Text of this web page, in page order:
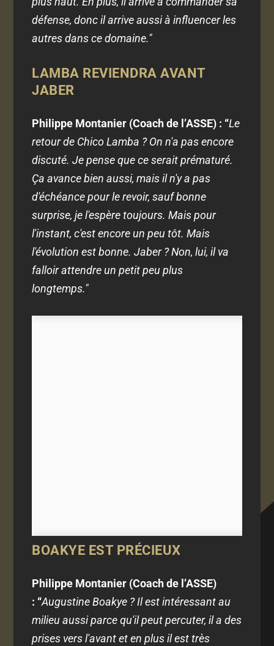
défense, donc il arrive aussi à influencer les
autres dans ce domaine."
LAMBA REVIENDRA AVANT
JABER
Philippe Montanier (Coach de l’ASSE) : “Le
retour de Chico Lamba ? On n'a pas encore
discuté. Je pense que ce serait prématuré.
Ça avance bien aussi, mais il n'y a pas
d'échéance pour le revoir, sauf bonne
surprise, je l'espère toujours. Mais pour
l'instant, c'est encore un peu tôt. Mais
l'évolution est bonne. Jaber ? Non, lui, il va
falloir attendre un petit peu plus
longtemps."
BOAKYE EST PRÉCIEUX
Philippe Montanier (Coach de l’ASSE)
: “Augustine Boakye ? Il est intéressant au
milieu aussi parce qu'il peut percuter, il a des
prises vers l'avant et en plus il est très